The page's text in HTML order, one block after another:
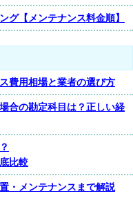
グ【メンテナンス料金順】
費用相場と業者の選び方
合の勘定科目は？正しい経
比較
・メンテナンスまで解説